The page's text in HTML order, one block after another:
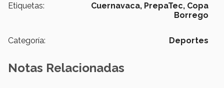
Etiquetas: Cuernavaca, PrepaTec, Copa
Borrego
Categoría: Deportes
Notas Relacionadas